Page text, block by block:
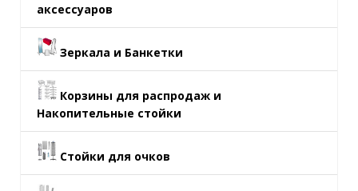
аксессуаров
Зеркала и Банкетки
Корзины для распродаж и
Накопительные стойки
Стойки для очков